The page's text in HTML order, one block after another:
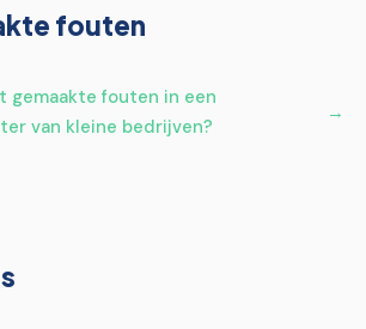
fouten
gemaakte fouten in een
van kleine bedrijven?